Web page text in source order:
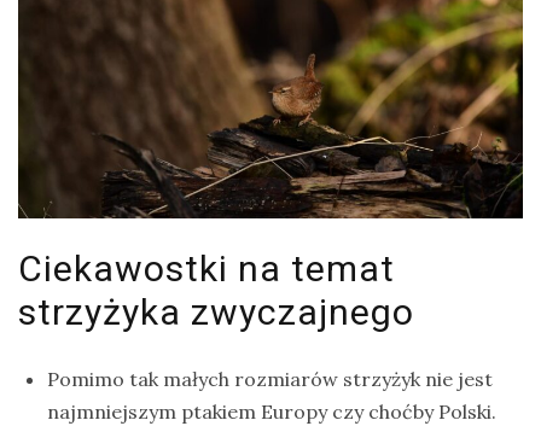
Ciekawostki na temat
strzyżyka zwyczajnego
Pomimo tak małych rozmiarów strzyżyk nie jest
najmniejszym ptakiem Europy czy choćby Polski.